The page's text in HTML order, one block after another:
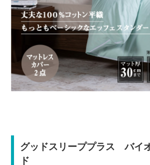
グッドスリーププラス バイ
ド